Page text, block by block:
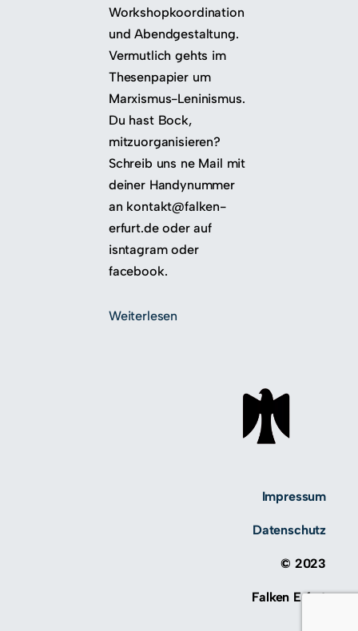
Workshopkoordination
und Abendgestaltung.
Vermutlich gehts im
Thesenpapier um
Marxismus-Leninismus.
Du hast Bock,
mitzuorganisieren?
Schreib uns ne Mail mit
deiner Handynummer
an kontakt@falken-
erfurt.de oder auf
isntagram oder
facebook.
Weiterlesen
Impressum
Datenschutz
© 2023
Falken Erfurt